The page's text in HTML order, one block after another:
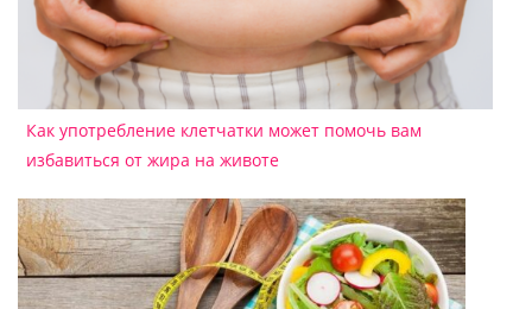
Как употребление клетчатки может помочь вам
избавиться от жира на животе